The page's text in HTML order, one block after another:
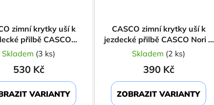
zimní krytky uší k
přilbě CASCO
Mistrall 1 new
Skladem (3 ks)
530 Kč
VARIANTY
CASCO zimní krytky uší k
jezdecké přilbě CASCO Nori a
Choice
Skladem (2 ks)
390 Kč
ZOBRAZIT VARIANTY